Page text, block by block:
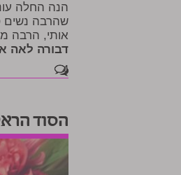
הנה החלה
שהרבה נשים
אותי, הרבה
דבורה לאה
4
הסוד